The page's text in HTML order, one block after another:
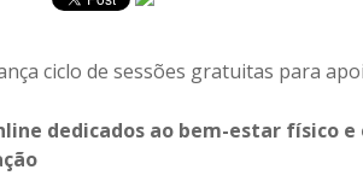
dedicados ao bem-estar físico